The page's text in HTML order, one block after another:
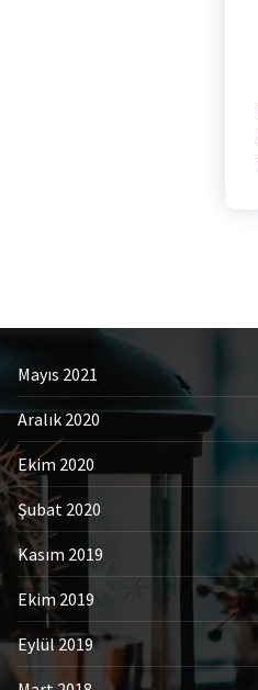
Mayıs 2021
Aralık 2020
Ekim 2020
Şubat 2020
Kasım 2019
Ekim 2019
Eylül 2019